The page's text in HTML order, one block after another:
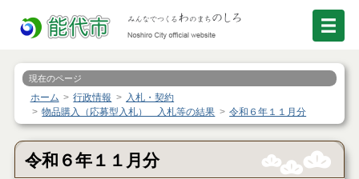
現在のページ
ホーム 行政情報
入札・契約
物品購入（応募型入札） 入札等の結果
令和６年１１月分
令和６年１１月分